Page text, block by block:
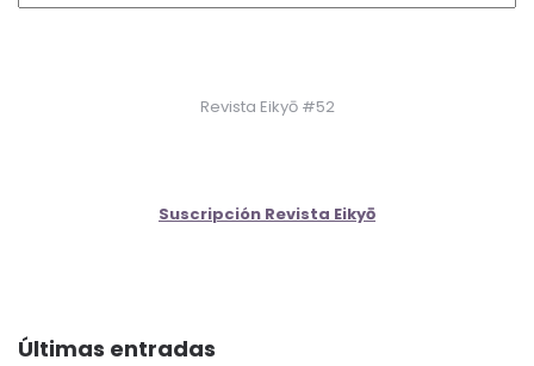
Revista Eikyō #52
Suscripción Revista Eikyō
Últimas entradas